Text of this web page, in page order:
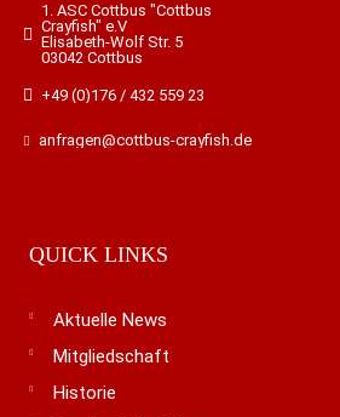
1. ASC Cottbus "Cottbus
Crayfish" e.V
Elisabeth-Wolf Str. 5
03042 Cottbus
+49 (0)176 / 432 559 23
anfragen@cottbus-crayfish.de
QUICK LINKS
Aktuelle News
Mitgliedschaft
Historie